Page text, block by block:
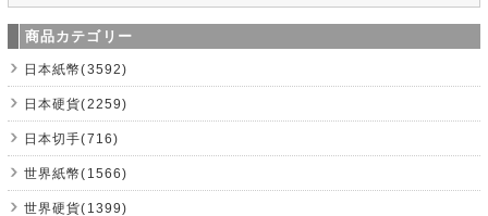
商品カテゴリー
日本紙幣(3592)
日本硬貨(2259)
日本切手(716)
世界紙幣(1566)
世界硬貨(1399)